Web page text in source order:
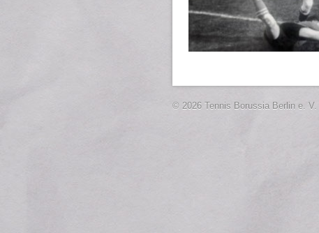
© 2026 Tennis Borussia Berlin e. V. |